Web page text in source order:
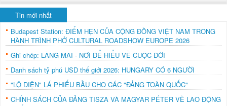
Tin mới nhất
Budapest Station: ĐIỂM HẸN CỦA CỘNG ĐỒNG VIỆT NAM TRONG
HÀNH TRÌNH PHỞ CULTURAL ROADSHOW EUROPE 2026
Ghi chép: LÀNG MAI - NƠI ĐỂ HIỂU VỀ CUỘC ĐỜI
Danh sách tỷ phú USD thế giới 2026: HUNGARY CÓ 6 NGƯỜI
"LỘ DIỆN" LÁ PHIẾU BẦU CHO CÁC "ĐẢNG TOÀN QUỐC"
CHÍNH SÁCH CỦA ĐẢNG TISZA VÀ MAGYAR PÉTER VỀ LAO ĐỘNG